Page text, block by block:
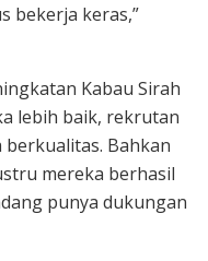
bekerja keras,”
Kabau Sirah
lebih baik, rekrutan
Bahkan
mereka berhasil
punya dukungan